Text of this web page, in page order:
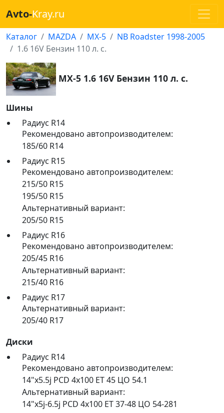
Avto-Kray.ru
Каталог MAZDA MX-5
NB Roadster 1998-2005
1.6 16V Бензин 110 л. с.
MX-5 1.6 16V Бензин 110 л. с.
Шины
Радиус R14
Рекомендовано автопроизводителем:
185/60 R14
Радиус R15
Рекомендовано автопроизводителем:
215/50 R15
195/50 R15
Альтернативный вариант:
205/50 R15
Радиус R16
Рекомендовано автопроизводителем:
205/45 R16
Альтернативный вариант:
215/40 R16
Радиус R17
Альтернативный вариант:
205/40 R17
Диски
Радиус R14
Рекомендовано автопроизводителем:
14"x5.5j PCD 4x100 ET 45 ЦО 54.1
Альтернативный вариант:
14"x5j-6.5j PCD 4x100 ET 37-48 ЦО 54-281